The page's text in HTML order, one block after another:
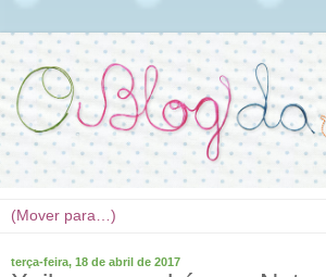
terça-feira, 18 de abril de 2017